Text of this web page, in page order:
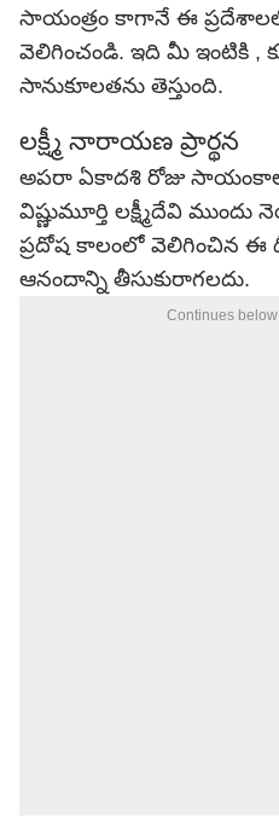
సాయంత్రం కాగానే ఈ
వెలిగించండి. ఇది మీ ఇంటికి ,
సానుకూలతను తెస్తుంది.
లక్ష్మీ నారాయణ ప్రార్థన
అపరా ఏకాదశి రోజు
విష్ణుమూర్తి లక్ష్మీదేవి
ప్రదోష కాలంలో వెలిగించిన ఈ
ఆనందాన్ని తీసుకురాగలదు.
Continues